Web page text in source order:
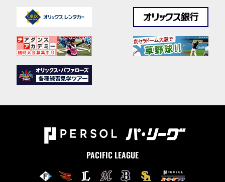
PACIFIC LEAGUE